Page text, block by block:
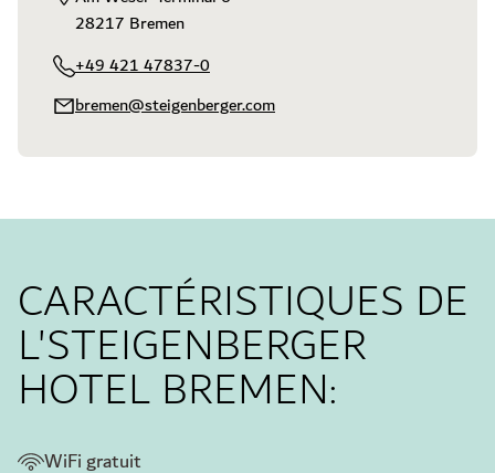
28217 Bremen
+49 421 47837-0
bremen@steigenberger.com
CARACTÉRISTIQUES DE
L'STEIGENBERGER
HOTEL BREMEN:
WiFi gratuit